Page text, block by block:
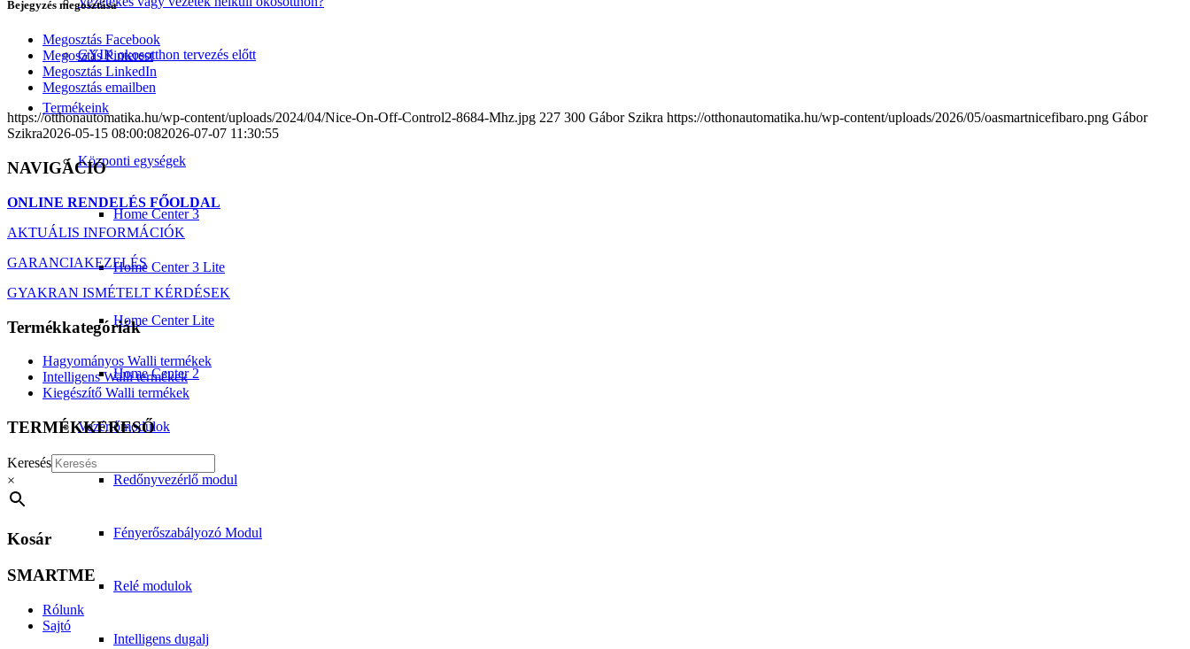
GYIK okosotthon tervezés előtt
Termékeink
Központi egységek
Home Center 3
Home Center 3 Lite
Home Center Lite
Home Center 2
Vezérlőmodulok
Redőnyvezérlő modul
Fényerőszabályozó Modul
Relé modulok
Intelligens dugalj
Bejegyzés megosztása
Megosztás Facebook
Megosztás Pinterest
Megosztás LinkedIn
Megosztás emailben
https://otthonautomatika.hu/wp-content/uploads/2024/04/Nice-On-Off-Control2-8684-Mhz.jpg 227 300 Gábor Szikra https://otthonautomatika.hu/wp-content/uploads/2026/05/oasmartnicefibaro.png Gábor
Szikra2026-05-15 08:00:082026-07-07 11:30:55
NAVIGÁCIÓ
ONLINE RENDELÉS FŐOLDAL
AKTUÁLIS INFORMÁCIÓK
GARANCIAKEZELÉS
GYAKRAN ISMÉTELT KÉRDÉSEK
Termékkategóriák
Hagyományos Walli termékek
Intelligens Walli termékek
Kiegészítő Walli termékek
TERMÉKKERESŐ
Keresés
×
Kosár
SMARTME
Rólunk
Sajtó